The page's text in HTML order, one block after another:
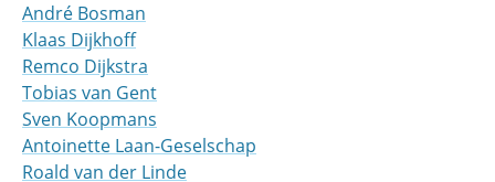
André­ Bosman
Klaas Dijkhoff
Remco Dijkstra
Tobias van Gent
Sven Koopmans
Antoinette Laan-Geselschap
Roald van der Linde